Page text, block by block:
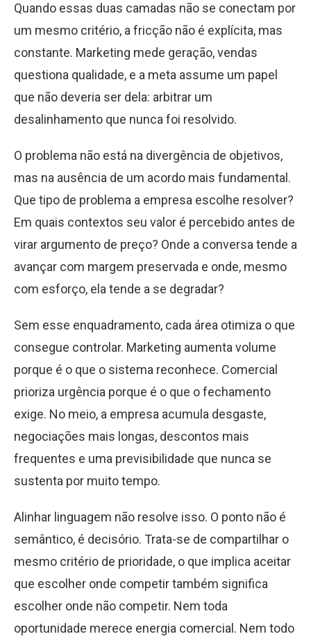
Quando essas duas camadas não se conectam por
um mesmo critério, a fricção não é explícita, mas
constante. Marketing mede geração, vendas
questiona qualidade, e a meta assume um papel
que não deveria ser dela: arbitrar um
desalinhamento que nunca foi resolvido.
O problema não está na divergência de objetivos,
mas na ausência de um acordo mais fundamental.
Que tipo de problema a empresa escolhe resolver?
Em quais contextos seu valor é percebido antes de
virar argumento de preço? Onde a conversa tende a
avançar com margem preservada e onde, mesmo
com esforço, ela tende a se degradar?
Sem esse enquadramento, cada área otimiza o que
consegue controlar. Marketing aumenta volume
porque é o que o sistema reconhece. Comercial
prioriza urgência porque é o que o fechamento
exige. No meio, a empresa acumula desgaste,
negociações mais longas, descontos mais
frequentes e uma previsibilidade que nunca se
sustenta por muito tempo.
Alinhar linguagem não resolve isso. O ponto não é
semântico, é decisório. Trata-se de compartilhar o
mesmo critério de prioridade, o que implica aceitar
que escolher onde competir também significa
escolher onde não competir. Nem toda
oportunidade merece energia comercial. Nem todo